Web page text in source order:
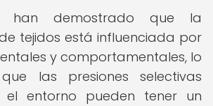
han demostrado que la
tejidos está influenciada por
y comportamentales, lo
las presiones selectivas
el entorno pueden tener un